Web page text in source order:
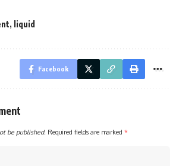
, liquid
Facebook
be published. Required fields are marked *